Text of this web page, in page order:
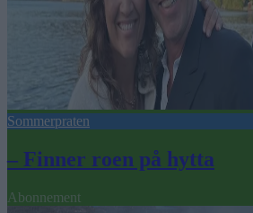
Sommerpraten
– Finner roen på hytta
Abonnement